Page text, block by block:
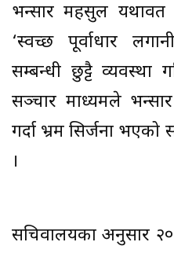
भन्सार महसुल यथावत
‘स्वच्छ पूर्वाधार
सम्बन्धी छुट्टै
सञ्चार माध्यमले
गर्दा भ्रम सिर्जना
।
सचिवालयका अनुसार